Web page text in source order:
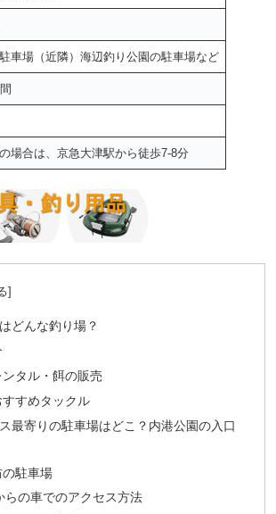
車場（近隣）海辺釣り公園の駐車場など
場合は、京急大津駅から徒歩7-8分
どんな釣り場？
タル・餌の販売
すめタックル
最寄りの駐車場はどこ？内港公園の入口
駐車場
らの車でのアクセス方法